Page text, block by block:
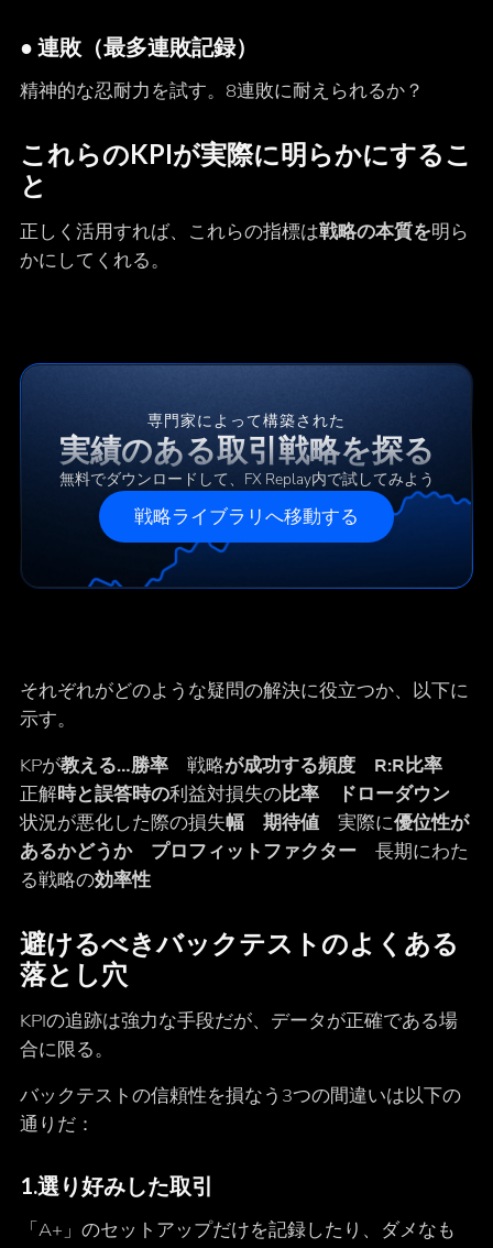
● 連敗（最多連敗記録）
精神的な忍耐力を試す。8連敗に耐えられるか？
これらのKPIが実際に明らかにするこ
と
正しく活用すれば、これらの指標は戦略の本質を明ら
かにしてくれる。
専門家によって構築された
実績のある取引戦略を探る
無料でダウンロードして、FX Replay内で試してみよう
戦略ライブラリへ移動する
それぞれがどのような疑問の解決に役立つか、以下に
示す。
KPが教える…勝率戦略が成功する頻度 R:R比率
正解時と誤答時の利益対損失の比率ドローダウン
状況が悪化した際の損失幅 期待値実際に優位性が
あるかどうか プロフィットファクター長期にわた
る戦略の効率性
避けるべきバックテストのよくある
落とし穴
KPIの追跡は強力な手段だが、データが正確である場
合に限る。
バックテストの信頼性を損なう3つの間違いは以下の
通りだ：
1.選り好みした取引
「A+」のセットアップだけを記録したり、ダメなも